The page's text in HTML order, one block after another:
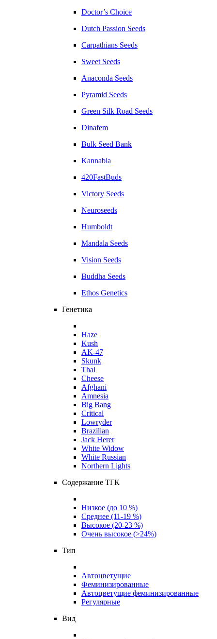
Doctor’s Choice
Dutch Passion Seeds
Carpathians Seeds
Sweet Seeds
Anaconda Seeds
Pyramid Seeds
Green Silk Road Seeds
Dinafem
Bulk Seed Bank
Kannabia
420FastBuds
Victory Seeds
Neuroseeds
Humboldt
Mandala Seeds
Vision Seeds
Buddha Seeds
Ethos Genetics
Генетика
Haze
Kush
AK-47
Skunk
Thai
Cheese
Afghani
Amnesia
Big Bang
Critical
Lowryder
Brazilian
Jack Herer
White Widow
White Russian
Northern Lights
Содержание ТГК
Низкое (до 10 %)
Среднее (11-19 %)
Высокое (20-23 %)
Очень высокое (>24%)
Тип
Автоцветущие
Феминизированные
Автоцветущие феминизированные
Регулярные
Вид